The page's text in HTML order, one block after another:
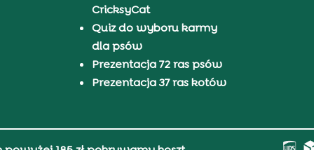
CricksyCat
Quiz do wyboru karmy
dla psów
Prezentacja 72 ras psów
Prezentacja 37 ras kotów